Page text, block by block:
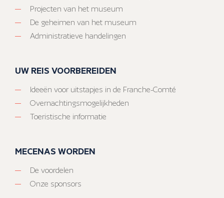
Projecten van het museum
De geheimen van het museum
Administratieve handelingen
UW REIS VOORBEREIDEN
Ideeën voor uitstapjes in de Franche-Comté
Overnachtingsmogelijkheden
Toeristische informatie
MECENAS WORDEN
De voordelen
Onze sponsors